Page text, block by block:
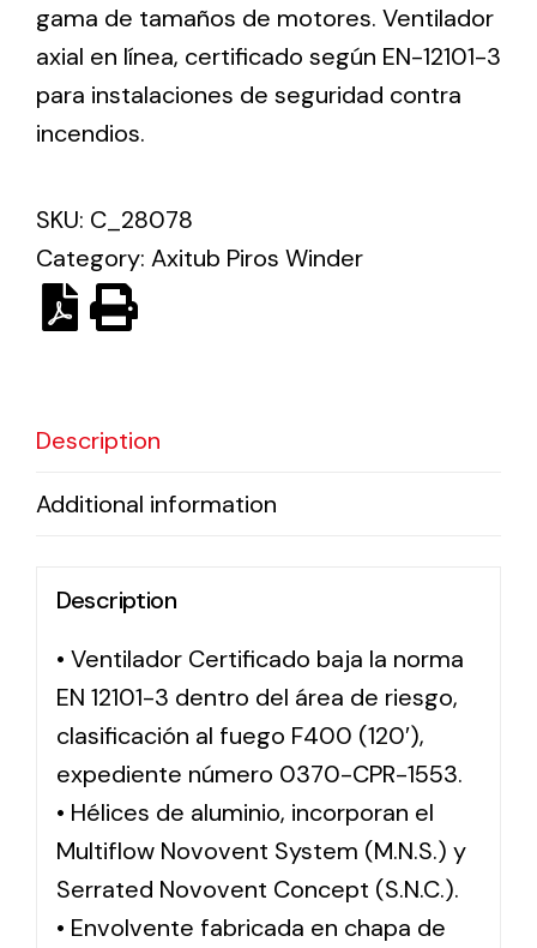
Solar lighting
Variety of solar solutions for all kinds of needs.
gama de tamaños de motores. Ventilador
axial en línea, certificado según EN-12101-3
para instalaciones de seguridad contra
incendios.
SKU: C_28078
Category: Axitub Piros Winder
Description
Additional information
Description
• Ventilador Certificado baja la norma
EN 12101-3 dentro del área de riesgo,
clasificación al fuego F400 (120′),
expediente número 0370-CPR-1553.
• Hélices de aluminio, incorporan el
Multiflow Novovent System (M.N.S.) y
Serrated Novovent Concept (S.N.C.).
• Envolvente fabricada en chapa de